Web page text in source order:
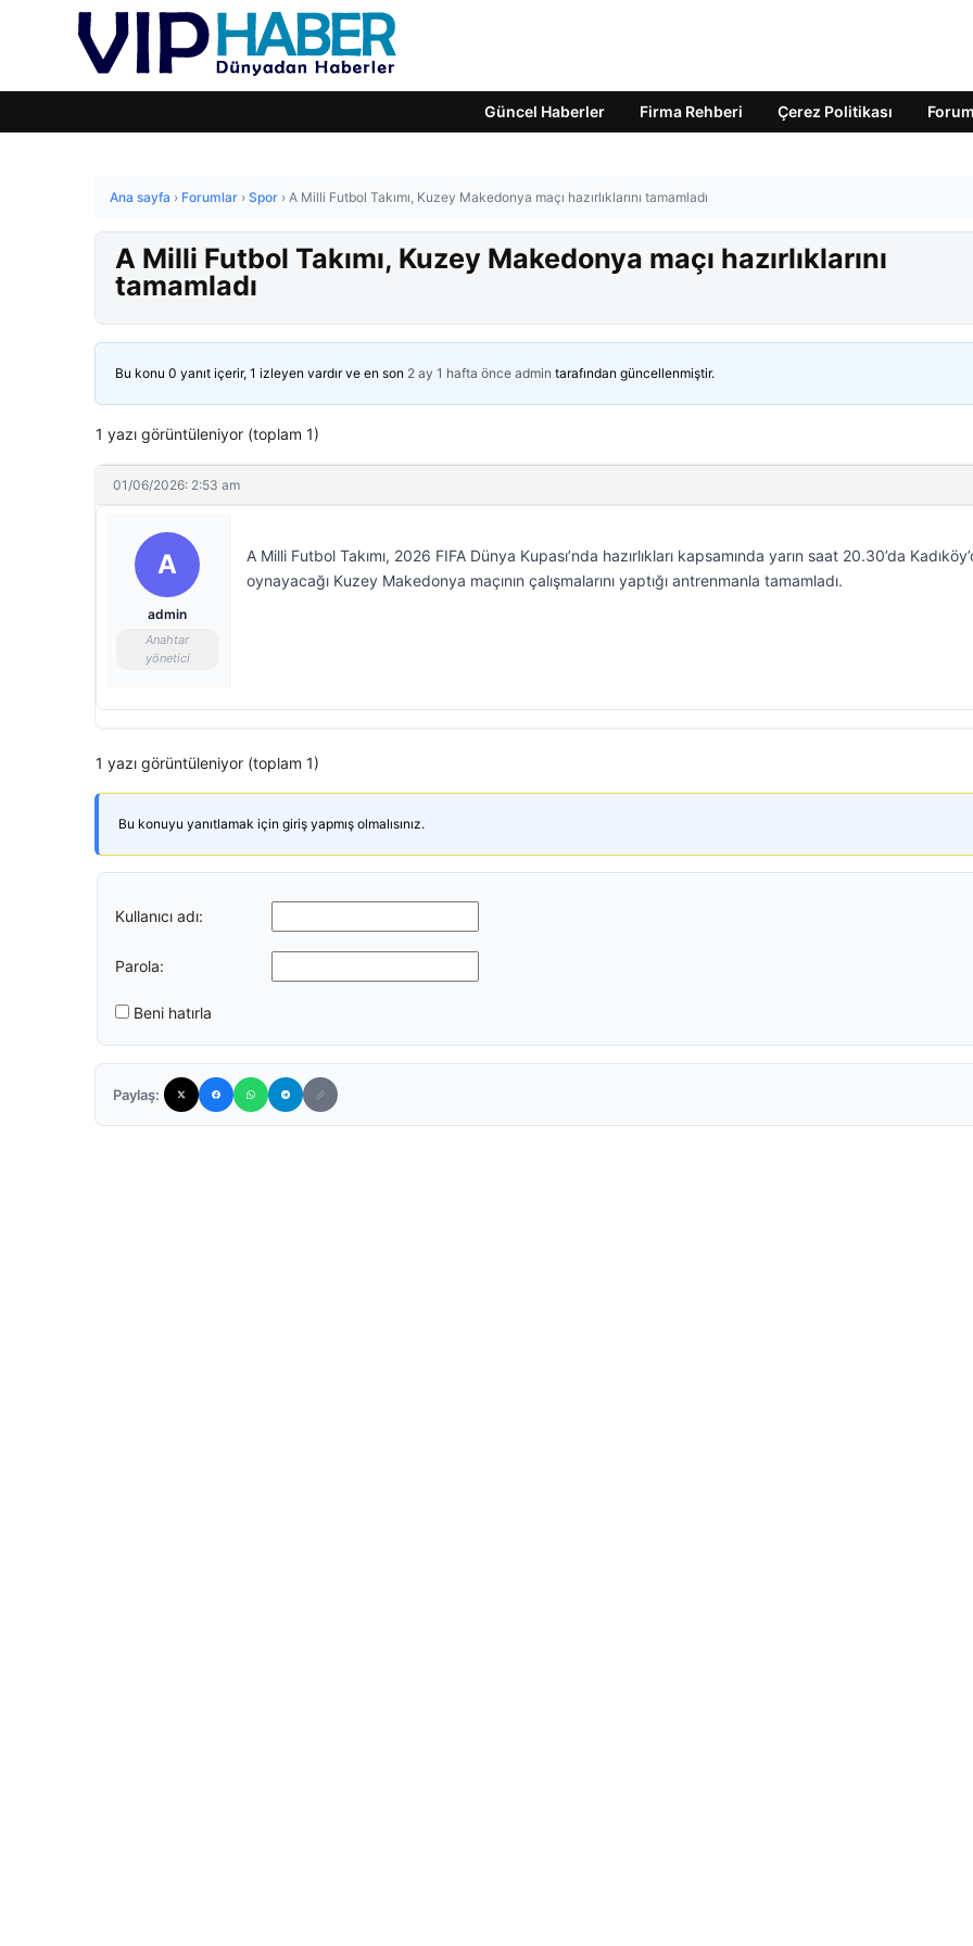
Güncel Haberler Firma Rehberi Çerez Politikası Forum
Ana sayfa › Forumlar › Spor › A Milli Futbol Takımı, Kuzey Makedonya maçı hazırlıklarını tamamladı
A Milli Futbol Takımı, Kuzey Makedonya maçı hazırlıklarını
tamamladı
Bu konu 0 yanıt içerir, 1 izleyen vardır ve en son 2 ay 1 hafta önce admin tarafından güncellenmiştir.
1 yazı görüntüleniyor (toplam 1)
01/06/2026: 2:53 am
A
admin
Anahtar
yönetici
A Milli Futbol Takımı, 2026 FIFA Dünya Kupası’nda hazırlıkları kapsamında yarın saat 20.30’da
oynayacağı Kuzey Makedonya maçının çalışmalarını yaptığı antrenmanla tamamladı.
1 yazı görüntüleniyor (toplam 1)
Bu konuyu yanıtlamak için giriş yapmış olmalısınız.
Kullanıcı adı:
Parola:
Beni hatırla
Paylaş: